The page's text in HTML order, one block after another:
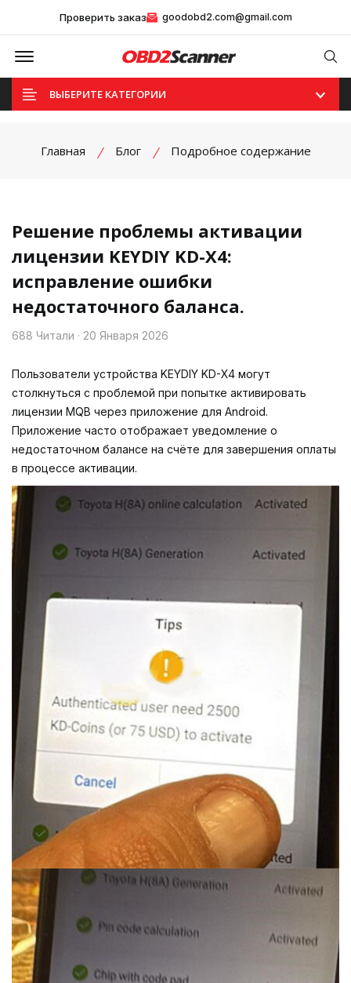
Проверить заказ goodobd2.com@gmail.com
Offcanvas Menu Open
ВЫБЕРИТЕ КАТЕГОРИИ
Главная Блог Подробное содержание
Решение проблемы активации
лицензии KEYDIY KD-X4:
исправление ошибки
недостаточного баланса.
688 Читали · 20 Января 2026
Пользователи устройства KEYDIY KD-X4 могут
столкнуться с проблемой при попытке активировать
лицензии MQB через приложение для Android.
Приложение часто отображает уведомление о
недостаточном балансе на счёте для завершения оплаты
в процессе активации.